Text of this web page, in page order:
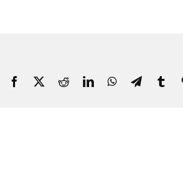
Facebook RedditLinkedInWhatsApp
Telegram